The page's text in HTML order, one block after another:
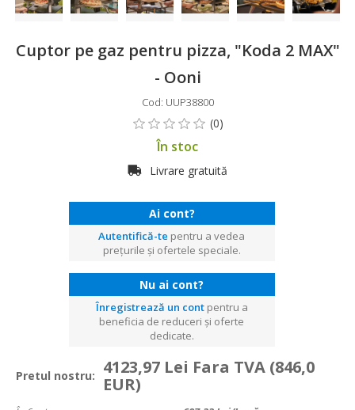
Cuptor pe gaz pentru pizza, "Koda 2 MAX"
- Ooni
Cod: UUP38800
În stoc
Livrare gratuită
Ai cont?
Autentifică-te pentru a vedea
prețurile și ofertele speciale.
Nu ai cont?
Înregistrează un contpentru a
beneficia de reduceri și oferte
dedicate.
Pretul nostru: 4123,97 Lei Fara TVA (846,0
EUR)